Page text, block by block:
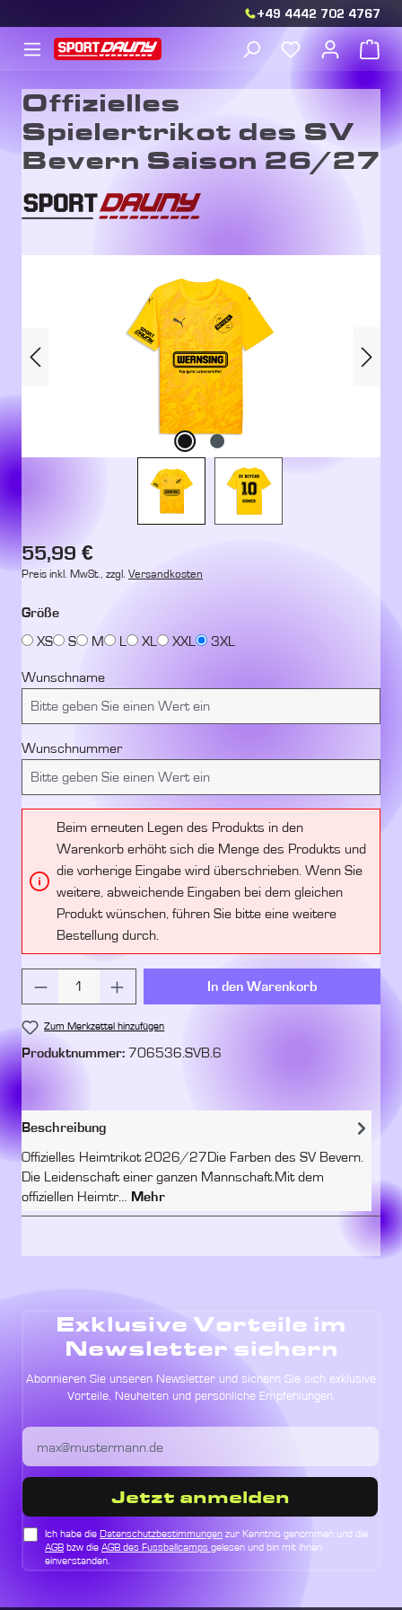
+49 4442 702 4767
Du hast 0
Offizielles
Spielertrikot des SV
Bevern Saison 26/27
Regulärer Preis:
55,99 €
Preis inkl. MwSt., zzgl. Versandkosten
Größeauswählen
XS
S M L XL XXL 3XL
Wunschname
Wunschnummer
Beim erneuten Legen des Produkts in den
Warenkorb erhöht sich die Menge des Produkts und
die vorherige Eingabe wird überschrieben. Wenn Sie
weitere, abweichende Eingaben bei dem gleichen
Produkt wünschen, führen Sie bitte eine weitere
Bestellung durch.
Produkt Anzahl: Gib den gewünschten Wert
In den Warenkorb
Zum Merkzettel hinzufügen
Produktnummer: 706536.SVB.6
Beschreibung
Offizielles Heimtrikot 2026/27Die Farben des SV Bevern.
Die Leidenschaft einer ganzen Mannschaft.Mit dem
offiziellen Heimtr… Mehr
Exklusive Vorteile im
Newsletter sichern
Abonnieren Sie unseren Newsletter und sichern Sie sich exklusive
Vorteile, Neuheiten und persönliche Empfehlungen.
Jetzt anmelden
Ich habe die Datenschutzbestimmungen zur Kenntnis genommen und die
AGB bzw die AGB des Fussballcamps gelesen und bin mit ihnen
einverstanden.